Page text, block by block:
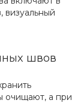
визуальный
швов
очищают, а при